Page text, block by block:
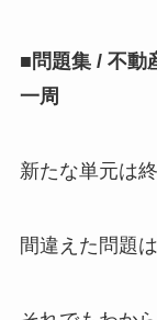
■問題集 / 不動
一周
新たな単元は
間違えた問題